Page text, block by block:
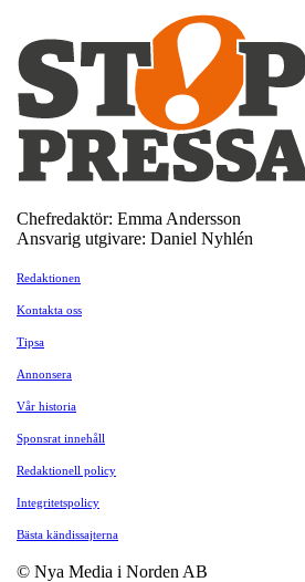
Chefredaktör: Emma Andersson
Ansvarig utgivare: Daniel Nyhlén
Redaktionen
Kontakta oss
Tipsa
Annonsera
Vår historia
Sponsrat innehåll
Redaktionell policy
Integritetspolicy
Bästa kändissajterna
© Nya Media i Norden AB